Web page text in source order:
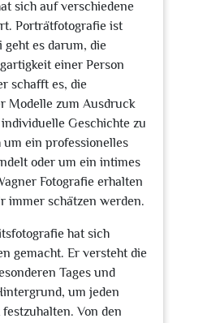
sich auf verschiedene
Porträtfotografie ist
es darum, die
einer Person
schafft es, die
Modelle zum Ausdruck
Geschichte zu
um ein professionelles
oder um ein intimes
Fotografie erhalten
immer schätzen werden.
hat sich
gemacht. Er versteht die
Tages und
um jeden
Von den